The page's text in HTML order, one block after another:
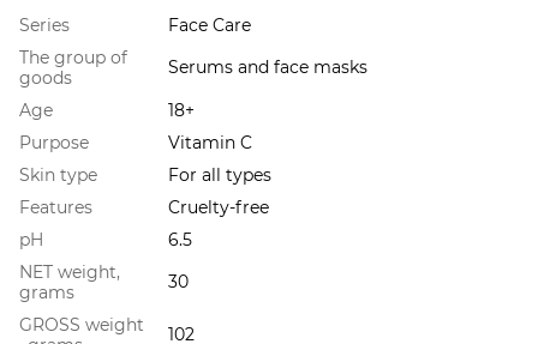
Series
Face Care
The group of
goods
Serums and face masks
Age
18+
Purpose
Vitamin C
Skin type
For all types
Features
Cruelty-free
pH
6.5
NET weight,
grams
30
GROSS weight
102